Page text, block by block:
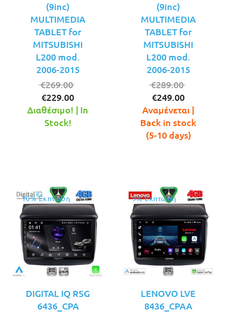
(9inc)
MULTIMEDIA
TABLET for
MITSUBISHI
L200 mod.
2006-2015
€269.00
was:
€229.00
τρέχουσα
Διαθέσιμο! | In
Stock!
(9inc)
MULTIMEDIA
TABLET for
MITSUBISHI
L200 mod.
2006-2015
€289.00
was:
€289.00.
€249.00
τρέχουσα
τιμή
είναι:
Αναμένεται |
Back in stock
(5-10 days)
10% Έκπτωση
DIGITAL IQ RSG
6436_CPA
9% Έκπτωση
LENOVO LVE
8436_CPAA